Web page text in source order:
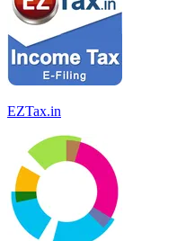
EZTax.in